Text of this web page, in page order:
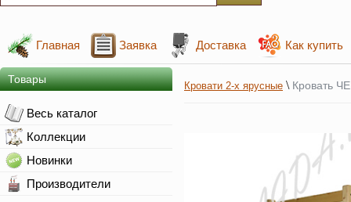
Главная Заявка Доставка Как купить
Товары
Весь каталог
Коллекции
Новинки
Производители
Кровати 2-х ярусные \ Кровать